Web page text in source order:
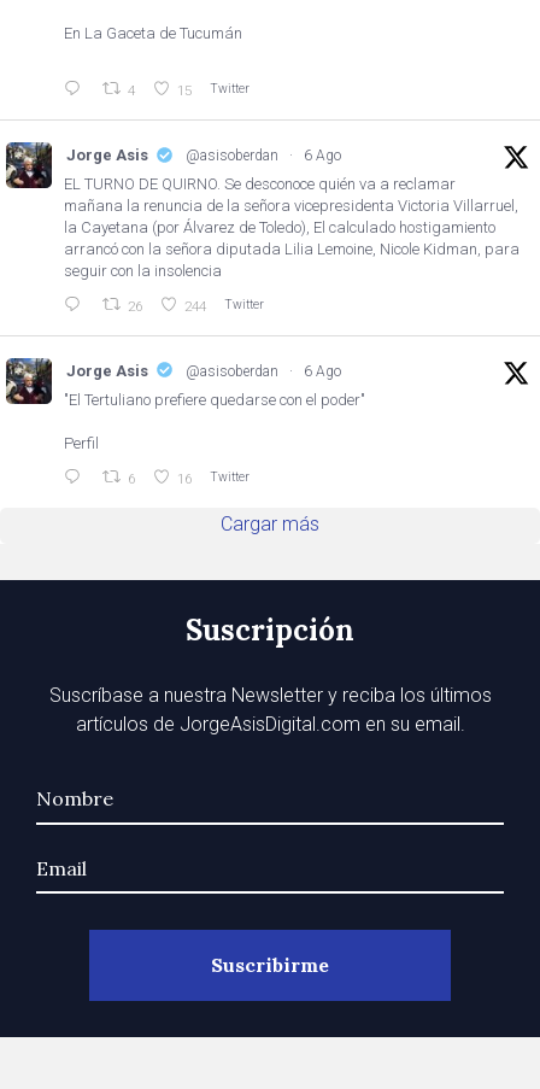
En La Gaceta de Tucumán
4 15 Twitter
Jorge Asis @asisoberdan · 6 Ago
EL TURNO DE QUIRNO. Se desconoce quién va a reclamar
mañana la renuncia de la señora vicepresidenta Victoria Villarruel,
la Cayetana (por Álvarez de Toledo), El calculado hostigamiento
arrancó con la señora diputada Lilia Lemoine, Nicole Kidman, para
seguir con la insolencia
26 244 Twitter
Jorge Asis @asisoberdan · 6 Ago
"El Tertuliano prefiere quedarse con el poder"
Perfil
6 16 Twitter
Cargar más
Suscripción
Suscríbase a nuestra Newsletter y reciba los últimos
artículos de JorgeAsisDigital.com en su email.